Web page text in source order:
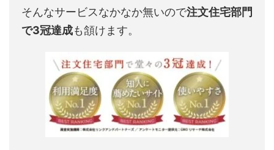
そんなサービスなかなか無いので注文住宅部門
で3冠達成も頷けます。